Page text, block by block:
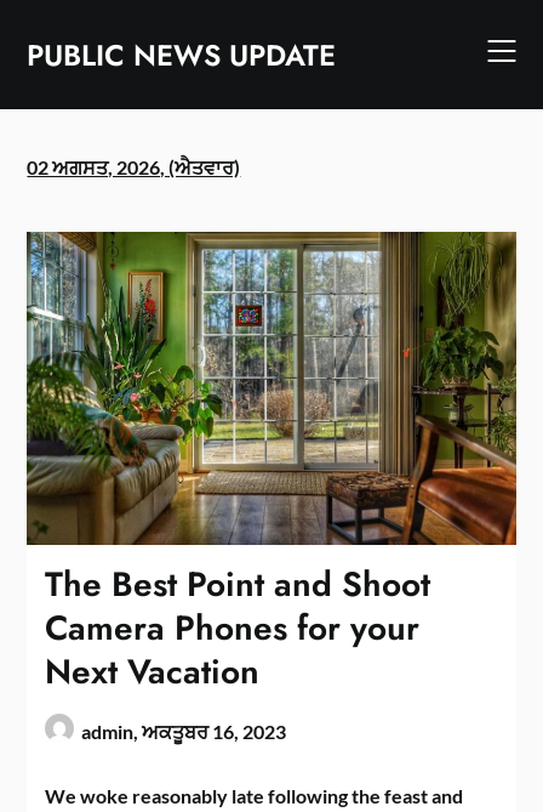
contentPUBLIC NEWS UPDATE
02 ਅਗਸਤ, 2026, (ਐਤਵਾਰ)
The Best Point and Shoot
Camera Phones for your
Next Vacation
admin,ਅਕਤੂਬਰ 16, 2023
We woke reasonably late following the feast and